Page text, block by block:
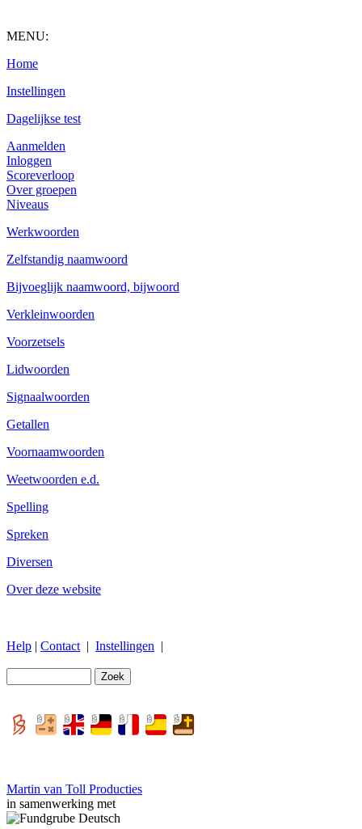
MENU:
Home
Instellingen
Dagelijkse test
Aanmelden
Inloggen
Scoreverloop
Over groepen
Niveaus
Werkwoorden
Zelfstandig naamwoord
Bijvoeglijk naamwoord, bijwoord
Verkleinwoorden
Voorzetsels
Lidwoorden
Signaalwoorden
Getallen
Voornaamwoorden
Weetwoorden e.d.
Spelling
Spreken
Diversen
Over deze website
Help | Contact | Instellingen |
Martin van Toll Producties
in samenwerking met